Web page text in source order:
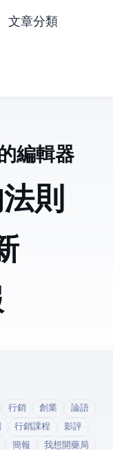
文章分類
的編輯器
則
行銷 創業
論語
行銷課程
影評
簡報
我想開藥局